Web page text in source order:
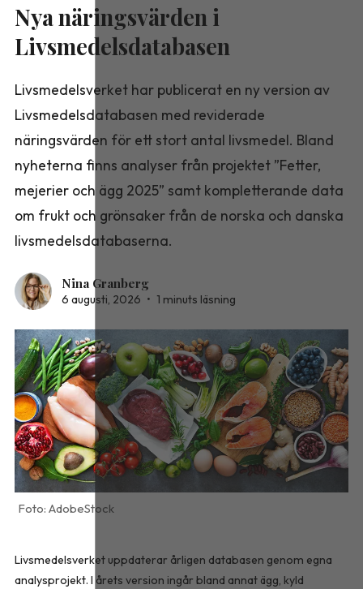
Nya näringsvärden i
Livsmedelsdatabasen
Livsmedelsverket har publicerat en ny version av
Livsmedelsdatabasen med reviderade
näringsvärden för ett stort antal livsmedel. Bland
nyheterna finns analyser från projektet ”Fetter,
mejerier och ägg 2025” samt kompletterande data
om frukt och grönsaker från de norska och danska
livsmedelsdatabaserna.
Nina Granberg
6 augusti, 2026 • 1 minuts läsning
AdobeStock
Livsmedelsverket uppdaterar årligen databasen genom egna
analysprojekt. I årets version ingår bland annat ägg, kyld